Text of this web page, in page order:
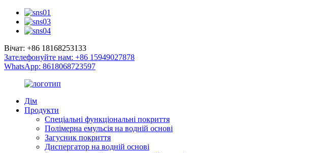
Вічат: +86 18168253133
Зателефонуйте нам: +86 15949027878
WhatsApp: 8618068723597
Дім
Продукти
Спеціальні функціональні покриття
Полімерна емульсія на водній основі
Загусник покриття
Диспергатор на водній основі